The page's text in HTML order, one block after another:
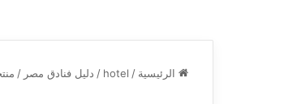
الرئيسية /
hotel
/ دليل فنادق مصر /